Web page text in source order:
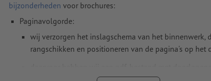
bijzonderheden voor brochures:
Paginavolgorde:
wij verzorgen het inslagschema van het binnenwerk,
rangschikken en positioneren van de pagina's op het